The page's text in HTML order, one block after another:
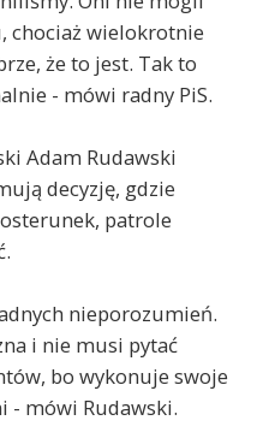
chociaż wielokrotnie
że to jest. Tak to
- mówi radny PiS.
Adam Rudawski
decyzję, gdzie
patrole
nieporozumień.
i nie musi pytać
bo wykonuje swoje
- mówi Rudawski.